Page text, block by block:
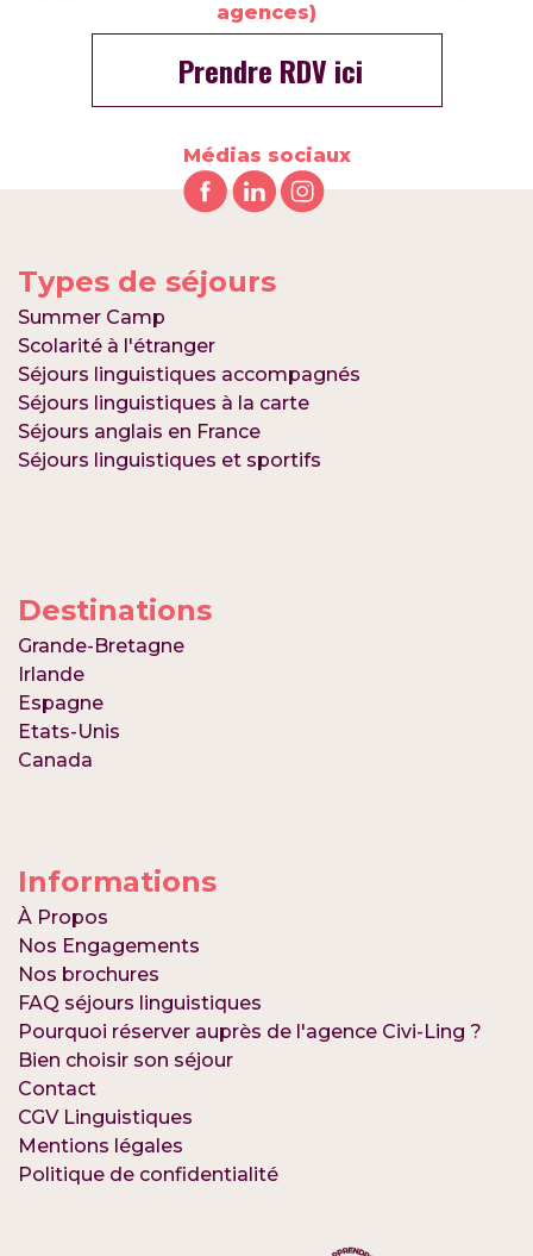
agences)
Prendre RDV ici
Médias sociaux
Types de séjours
Summer Camp
Scolarité à l'étranger
Séjours linguistiques accompagnés
Séjours linguistiques à la carte
Séjours anglais en France
Séjours linguistiques et sportifs
Destinations
Grande-Bretagne
Irlande
Espagne
Etats-Unis
Canada
Informations
À Propos
Nos Engagements
Nos brochures
FAQ séjours linguistiques
Pourquoi réserver auprès de l'agence Civi-Ling ?
Bien choisir son séjour
Contact
CGV Linguistiques
Mentions légales
Politique de confidentialité